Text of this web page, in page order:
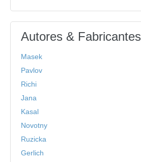
Autores & Fabricantes
Masek
Pavlov
Richi
Jana
Kasal
Novotny
Ruzicka
Gerlich